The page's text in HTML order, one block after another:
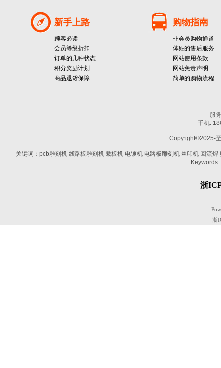
新手上路
顾客必读
会员等级折扣
订单的几种状态
积分奖励计划
商品退货保障
购物指南
非会员购物通道
体贴的售后服务
网站使用条款
网站免责声明
简单的购物流程
服
手机:
Copyright©2025-
关键词：pcb雕刻机 线路板雕刻机 裁板机 电镀机 电路板雕刻机 丝印机 回流
Keywords:
浙
浙